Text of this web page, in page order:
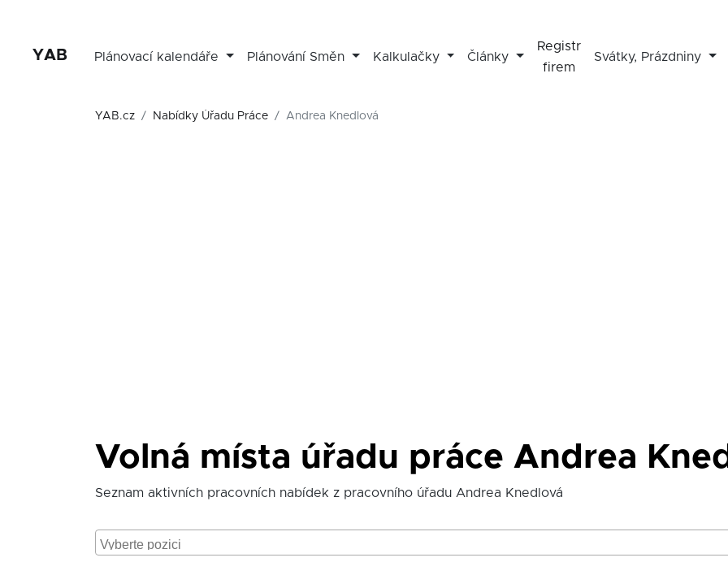
YAB Plánovací kalendáře Plánování Směn Kalkulačky Články
Registr
firem
Svátky, Prázdniny
YAB.cz Nabídky Úřadu Práce Andrea Knedlová
Volná místa úřadu práce Andrea
Seznam aktivních pracovních nabídek z pracovního úřadu Andrea Knedlová